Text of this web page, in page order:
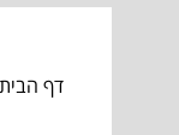
דף הבית